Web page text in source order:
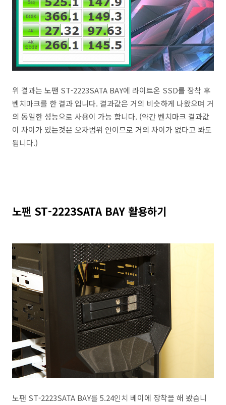
위 결과는 노팬 ST-2223SATA BAY에 라이트온 SSD를 장착 후
벤치마크를 한 결과 입니다. 결과값은 거의 비슷하게 나왔으며 거
의 동일한 성능으로 사용이 가능 합니다. (약간 벤치마크 결과값
이 차이가 있는것은 오차범위 안이므로 거의 차이가 없다고 봐도
됩니다.)
노팬 ST-2223SATA BAY 활용하기
노팬 ST-2223SATA BAY를 5.24인치 베이에 장착을 해 봤습니